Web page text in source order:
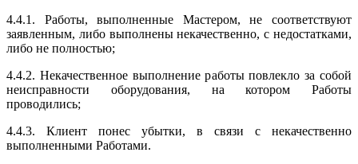
4.4.1. Работы, выполненные Мастером, не соответствуют
заявленным, либо выполнены некачественно, с недостатками,
либо не полностью;
4.4.2. Некачественное выполнение работы повлекло за собой
неисправности оборудования, на котором Работы
проводились;
4.4.3. Клиент понес убытки, в связи с некачественно
выполненными Работами.